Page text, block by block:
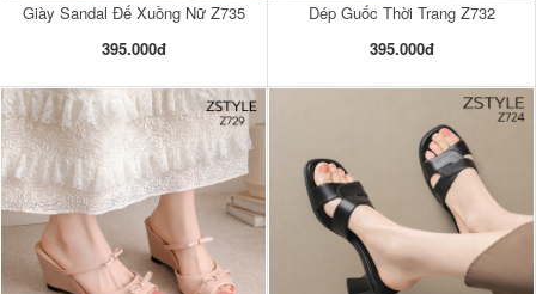
Giày Sandal Đế Xuồng Nữ Z735
395.000đ
Dép Guốc Thời Trang Z732
395.000đ